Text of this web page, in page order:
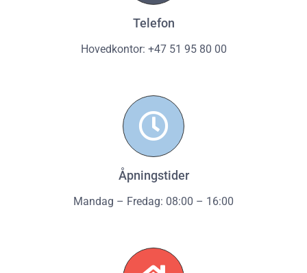
Telefon
Hovedkontor: +47 51 95 80 00
Åpningstider
Mandag – Fredag: 08:00 – 16:00